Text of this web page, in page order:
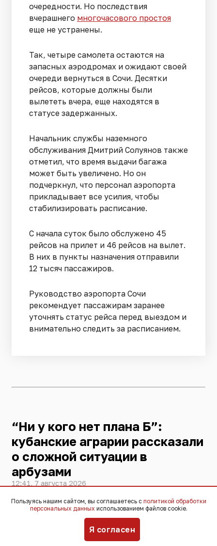
очередности. Но последствия
вчерашнего многочасового простоя
еще не устранены.
Так, четыре самолета остаются на
запасных аэродромах и ожидают своей
очереди вернуться в Сочи. Десятки
рейсов, которые должны были
вылететь вчера, еще находятся в
статусе задержанных.
Начальник службы наземного
обслуживания Дмитрий Солуянов также
отметил, что время выдачи багажа
может быть увеличено. Но он
подчеркнул, что персонал аэропорта
прикладывает все усилия, чтобы
стабилизировать расписание.
С начала суток было обслужено 45
рейсов на прилет и 46 рейсов на вылет.
В них в пункты назначения отправили
12 тысяч пассажиров.
Руководство аэропорта Сочи
рекомендует пассажирам заранее
уточнять статус рейса перед выездом и
внимательно следить за расписанием.
“Ни у кого нет плана Б”:
кубанские аграрии рассказали
о сложной ситуации в
арбузами
12:41, 7 августа 2026
Сложная ситуация складывается у
кубанских аграриев, занимающихся
выращиванием арбузов и дынь. Урожай
Пользуясь нашим сайтом, вы соглашаетесь с политикой обработки
персональных данных использованием файлов cookie.
Я согласен